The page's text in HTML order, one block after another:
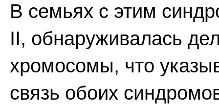
В семьях с этим
II, обнаруживалась
хромосомы, что
связь обоих